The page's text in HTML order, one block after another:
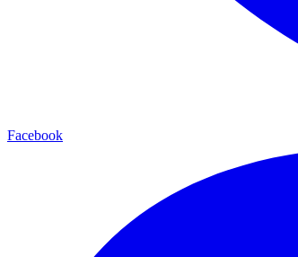
Facebook